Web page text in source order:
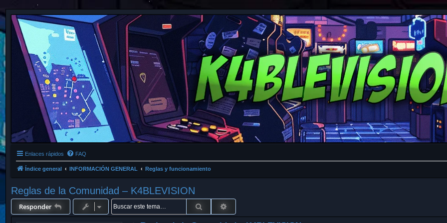
Enlaces rápidos FAQ
Índice general INFORMACIÓN GENERAL Reglas y funcionamiento
Reglas de la Comunidad – K4BLEVISION
Responder Buscar